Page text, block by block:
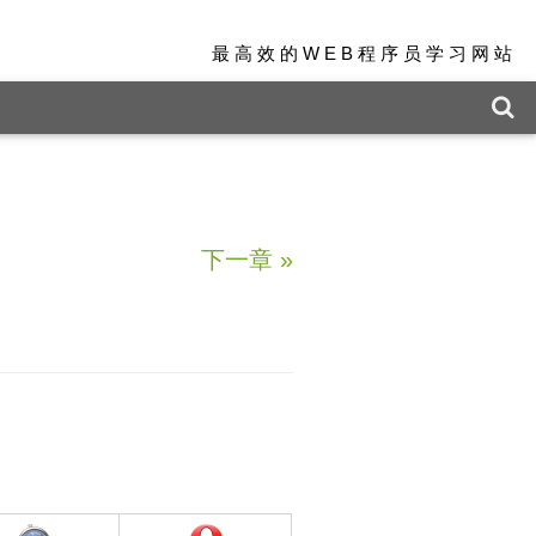
最高效的WEB程序员学习网站
下一章 »